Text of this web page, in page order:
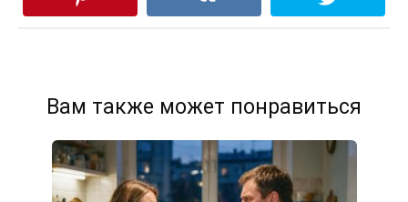
Вам также может понравиться